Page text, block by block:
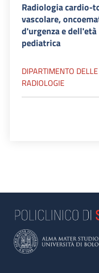
Radiologia cardio-
vascolare,
d'urgenza e dell'età
pediatrica
DIPARTIMENTO DELLE
RADIOLOGIE